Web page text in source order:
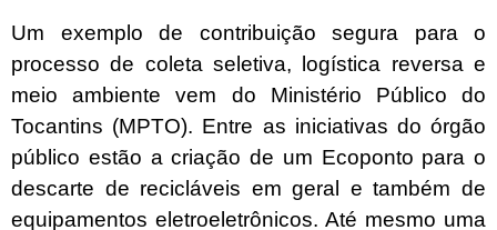
Um exemplo de contribuição segura para o
processo de coleta seletiva, logística reversa e
meio ambiente vem do Ministério Público do
Tocantins (MPTO). Entre as iniciativas do órgão
público estão a criação de um Ecoponto para o
descarte de recicláveis em geral e também de
equipamentos eletroeletrônicos. Até mesmo uma